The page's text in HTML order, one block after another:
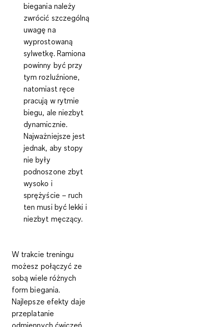
biegania należy
zwrócić szczególną
uwagę na
wyprostowaną
sylwetkę. Ramiona
powinny być przy
tym rozluźnione,
natomiast ręce
pracują w rytmie
biegu, ale niezbyt
dynamicznie.
Najważniejsze jest
jednak, aby stopy
nie były
podnoszone zbyt
wysoko i
sprężyście – ruch
ten musi być lekki i
niezbyt męczący.
W trakcie treningu
możesz połączyć ze
sobą wiele różnych
form biegania.
Najlepsze efekty daje
przeplatanie